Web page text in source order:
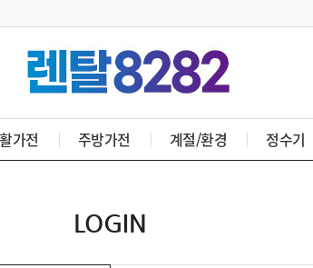
가전 주방가전 계절/환경 정수기
LOGIN